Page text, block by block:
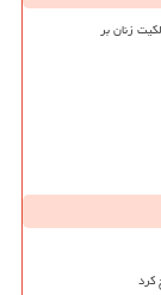
زنان بر
کرد